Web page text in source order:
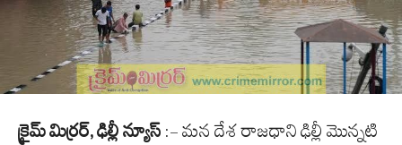
క్రైమ్ మిర్రర్, ఢిల్లీ న్యూస్ :- మన దేశ రాజధాని ఢిల్లీ మొన్నటి